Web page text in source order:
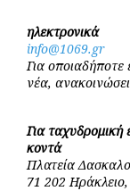
ηλεκτρονικά
info@1069.gr
Για
νέα,
Για ταχυδρομική
κοντά
Πλατεία
71 202